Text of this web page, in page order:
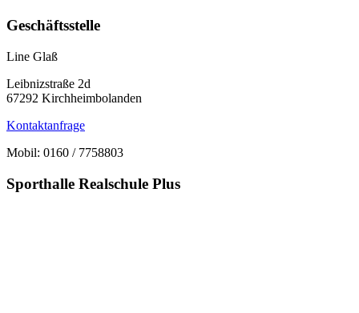
Geschäftsstelle
Line Glaß
Leibnizstraße 2d
67292 Kirchheimbolanden
Kontaktanfrage
Mobil: 0160 / 7758803
Sporthalle Realschule Plus